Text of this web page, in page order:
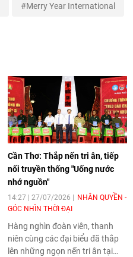
Merry Year International
Cần Thơ: Thắp nến tri ân, tiếp
nối truyền thống "Uống nước
nhớ nguồn"
14:27 | 27/07/2026
NHÂN QUYỀN -
GÓC NHÌN THỜI ĐẠI
Hàng nghìn đoàn viên, thanh
niên cùng các đại biểu đã thắp
lên những ngọn nến tri ân tại